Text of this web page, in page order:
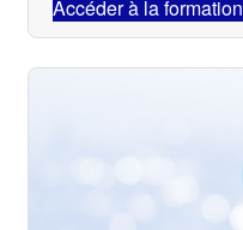
Accéder à la formation